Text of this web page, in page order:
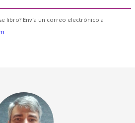
libro? Envía un correo electrónico a